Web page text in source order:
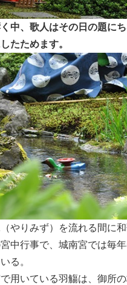
中、歌人はその日の題に
たためます。
やりみず）を流れる間に
中行事で、城南宮では毎
る。
用いている羽觴は、御所